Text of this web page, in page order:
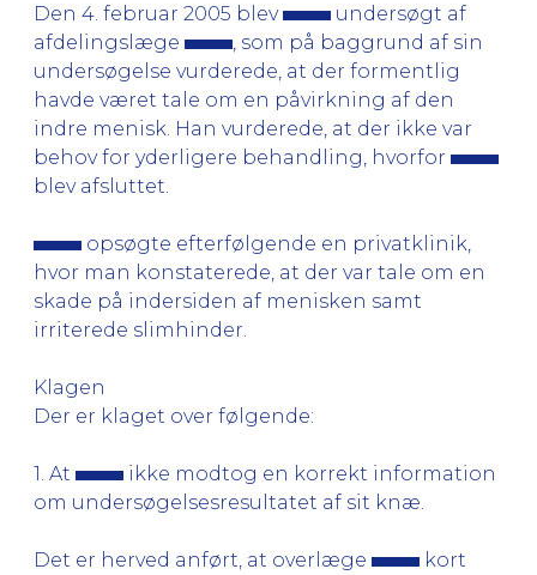
Den 4. februar 2005 blev
undersøgt af
afdelingslæge
, som på baggrund af sin
undersøgelse vurderede, at der formentlig
havde været tale om en påvirkning af den
indre menisk. Han vurderede, at der ikke var
behov for yderligere behandling, hvorfor
blev afsluttet.
opsøgte efterfølgende en privatklinik,
hvor man konstaterede, at der var tale om en
skade på indersiden af menisken samt
irriterede slimhinder.
Klagen
Der er klaget over følgende:
1. At
ikke modtog en korrekt information
om undersøgelsesresultatet af sit knæ.
Det er herved anført, at overlæge
kort